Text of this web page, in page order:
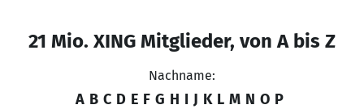
21 Mio. XING Mitglieder, von A bis Z
Nachname:
A B C D E F G H I J K L M N O P